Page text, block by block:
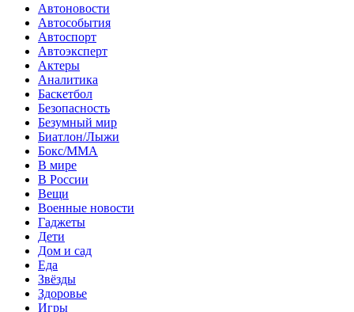
Автоновости
Автособытия
Автоспорт
Автоэксперт
Актеры
Аналитика
Баскетбол
Безопасность
Безумный мир
Биатлон/Лыжи
Бокс/MMA
В мире
В России
Вещи
Военные новости
Гаджеты
Дети
Дом и сад
Еда
Звёзды
Здоровье
Игры